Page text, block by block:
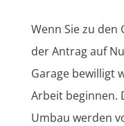
Wenn Sie zu den
der Antrag auf
Garage bewilligt
Arbeit beginnen.
Umbau werden